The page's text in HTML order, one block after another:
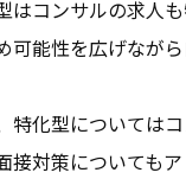
はコンサルの求人
可能性を広げなが
特化型については
接対策についても